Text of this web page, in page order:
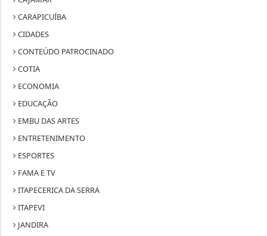
CARAPICUÍBA
CIDADES
CONTEÚDO PATROCINADO
COTIA
ECONOMIA
EDUCAÇÃO
EMBU DAS ARTES
ENTRETENIMENTO
ESPORTES
FAMA E TV
ITAPECERICA DA SERRA
ITAPEVI
JANDIRA